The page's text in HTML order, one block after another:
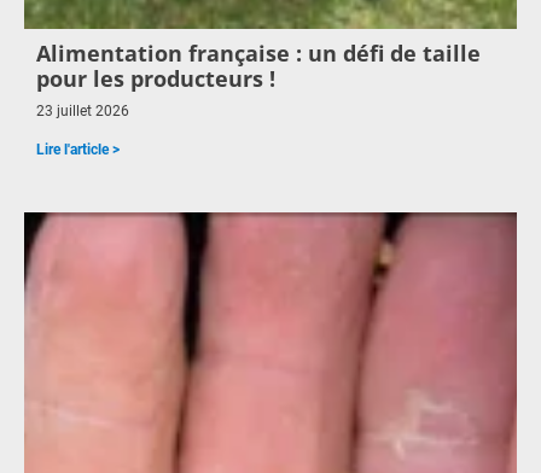
Alimentation française : un défi de taille
pour les producteurs !
23 juillet 2026
Lire l'article >